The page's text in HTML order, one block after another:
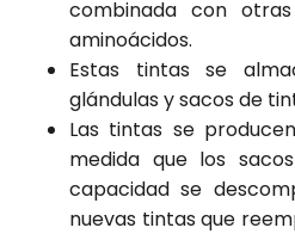
combinada con
aminoácidos.
Estas tintas se
glándulas y sacos de
Las tintas se
medida que los
capacidad se
nuevas tintas que